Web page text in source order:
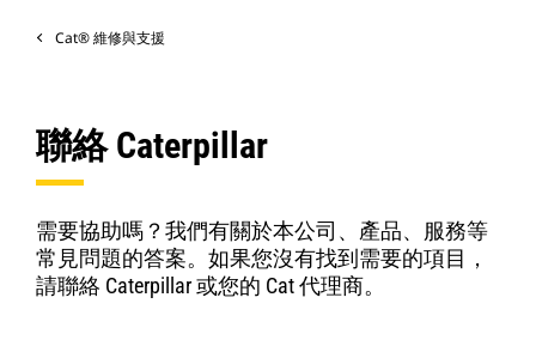
Cat® 維修與支援
聯絡 Caterpillar
需要協助嗎？我們有關於本公司、產品、服務等
常見問題的答案。如果您沒有找到需要的項目，
請聯絡 Caterpillar 或您的 Cat 代理商。